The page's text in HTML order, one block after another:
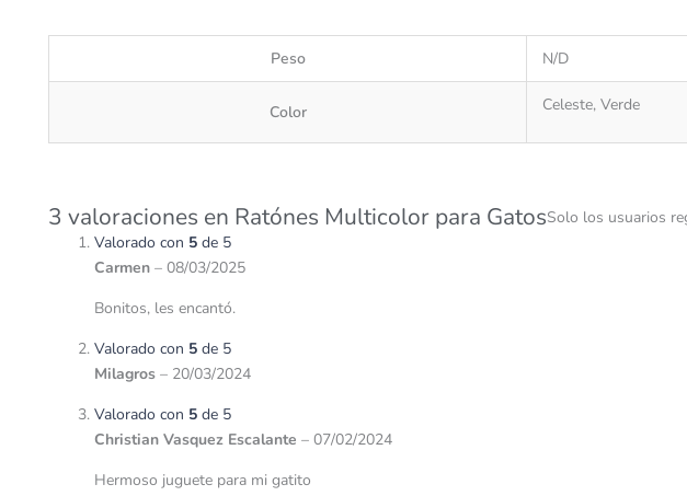
Peso N/D
Color Celeste, Verde
3 valoraciones en Ratónes Multicolor para Gatos
Valorado con 5 de 5
Carmen – 08/03/2025
Bonitos, les encantó.
Valorado con 5 de 5
Milagros – 20/03/2024
Valorado con 5 de 5
Christian Vasquez Escalante – 07/02/2024
Hermoso juguete para mi gatito
Solo los usuarios